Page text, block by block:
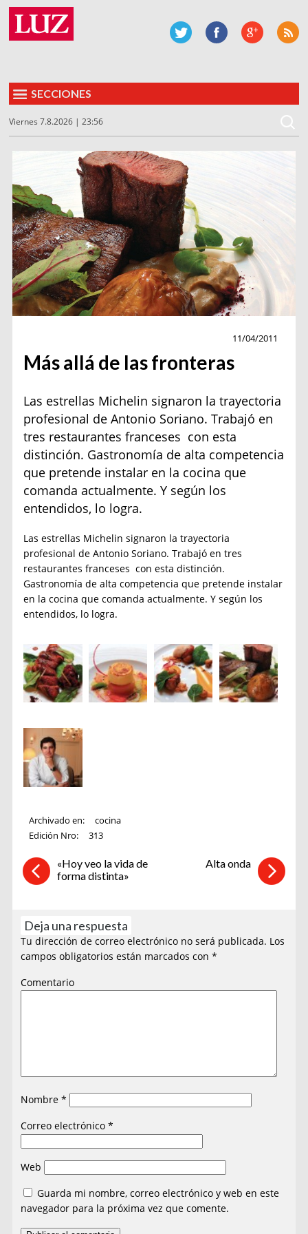
SECCIONES
Viernes 7.8.2026 | 23:56
11/04/2011
Más allá de las fronteras
Las estrellas Michelin signaron la trayectoria
profesional de Antonio Soriano. Trabajó en
tres restaurantes franceses con esta
distinción. Gastronomía de alta competencia
que pretende instalar en la cocina que
comanda actualmente. Y según los
entendidos, lo logra.
Las estrellas Michelin signaron la trayectoria
profesional de Antonio Soriano. Trabajó en tres
restaurantes franceses con esta distinción.
Gastronomía de alta competencia que pretende instalar
en la cocina que comanda actualmente. Y según los
entendidos, lo logra.
Archivado en:
cocina
Edición Nro:
313
«Hoy veo la vida de
forma distinta»
Alta onda
Deja una respuesta
Tu dirección de correo electrónico no será publicada. Los
campos obligatorios están marcados con*
Comentario
Nombre*
Correo electrónico*
Web
Guarda mi nombre, correo electrónico y web en este
navegador para la próxima vez que comente.